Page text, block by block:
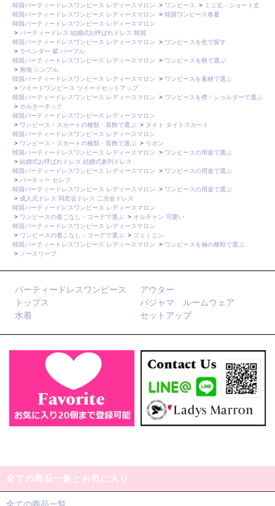
韓国パーティードレスワンピース レディースマロン > ワンピース > ミニ丈・ショート丈
韓国パーティードレスワンピース レディースマロン
> 韓国ワンピース春夏
韓国パーティードレスワンピース レディースマロン
> パーティードレス 結婚式お呼ばれドレス 韓国
韓国パーティードレスワンピース レディースマロン
> ワンピースを色で探す
> ラベンダー 紫 パープル
韓国パーティードレスワンピース レディースマロン
> ワンピースを柄で選ぶ
> 無地 シンプル
韓国パーティードレスワンピース レディースマロン
> ワンピースを素材で選ぶ
> ツイードワンピース ツイードセットアップ
韓国パーティードレスワンピース レディースマロン
> ワンピースを襟・ショルダーで選ぶ
> ホルターネック
韓国パーティードレスワンピース レディースマロン
> ワンピース・スカートの種類・装飾で選ぶ > タイト タイトスカート
韓国パーティードレスワンピース レディースマロン
> ワンピース・スカートの種類・装飾で選ぶ > リボン
韓国パーティードレスワンピース レディースマロン
> ワンピースの用途で選ぶ
> 結婚式お呼ばれドレス 結婚式参列ドレス
韓国パーティードレスワンピース レディースマロン
> ワンピースの用途で選ぶ
> パーティー セレブ
韓国パーティードレスワンピース レディースマロン
> ワンピースの用途で選ぶ
> 成人式ドレス 同窓会ドレス 二次会ドレス
韓国パーティードレスワンピース レディースマロン
> ワンピースの着こなし・コーデで選ぶ > オルチャン 可愛い
韓国パーティードレスワンピース レディースマロン
> ワンピースの着こなし・コーデで選ぶ > フェミニン
韓国パーティードレスワンピース レディースマロン
> ワンピースを袖の種類で選ぶ
> ノースリーブ
パーティードレスワンピース
アウター
トップス
パジャマ ルームウェア
水着
セットアップ
全ての商品一覧とお気に入り